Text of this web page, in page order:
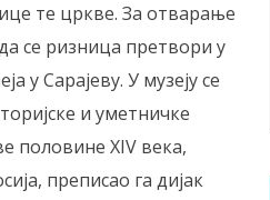
те цркве. За отварање
се ризница претвори у
у Сарајеву. У музеју се
и уметничке
половине XIV века,
преписао га дијак